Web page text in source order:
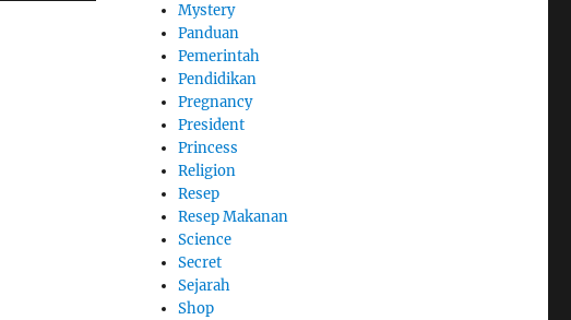
Mystery
Panduan
Pemerintah
Pendidikan
Pregnancy
President
Princess
Religion
Resep
Resep Makanan
Science
Secret
Sejarah
Shop